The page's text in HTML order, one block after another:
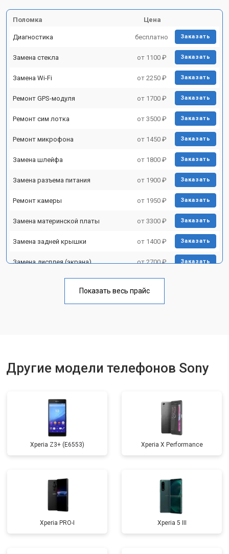
Поломка Цена
Диагностика бесплатно Заказать
Замена стекла от 1100 ₽ Заказать
Замена Wi-Fi от 2250 ₽ Заказать
Ремонт GPS-модуля от 1700 ₽ Заказать
Ремонт сим лотка от 3500 ₽ Заказать
Ремонт микрофона от 1450 ₽ Заказать
Замена шлейфа от 1800 ₽ Заказать
Замена разъема питания от 1900 ₽ Заказать
Ремонт камеры от 1950 ₽ Заказать
Замена материнской платы от 3300 ₽ Заказать
Замена задней крышки от 1400 ₽ Заказать
Замена дисплея (экрана) от 2700 ₽ Заказать
Замена кнопки включения от 1750 ₽
Показать весь прайс
Другие модели телефонов Sony
Xperia Z3+ (E6553) Xperia X Performance
Xperia PRO-I Xperia 5 III